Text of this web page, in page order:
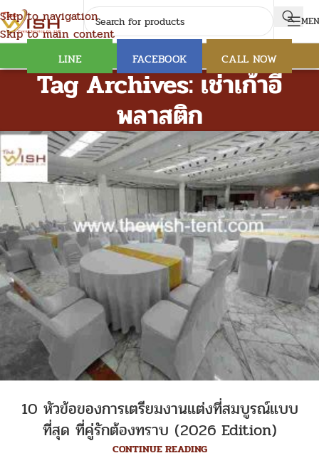
Skip to navigation
Skip to main content
LINE FACEBOOK CALL NOW
Tag Archives: เช่าเก้าอี้
พลาสติก
10 หัวข้อของการเตรียมงานแต่งที่สมบูรณ์แบบ
ที่สุด ที่คู่รักต้องทราบ (2026 Edition)
CONTINUE READING